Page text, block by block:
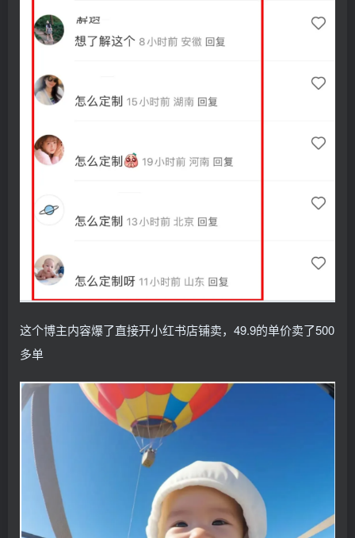
这个博主内容爆了直接开小红书店铺卖，49.9的单价卖了500
多单